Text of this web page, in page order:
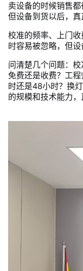
卖设备的时候销售都
但设备到货以后，真
校准的频率、上门
时容易被忽略，但设
问清楚几个问题：
免费还是收费？工
时还是48小时？换
的规模和技术能力，